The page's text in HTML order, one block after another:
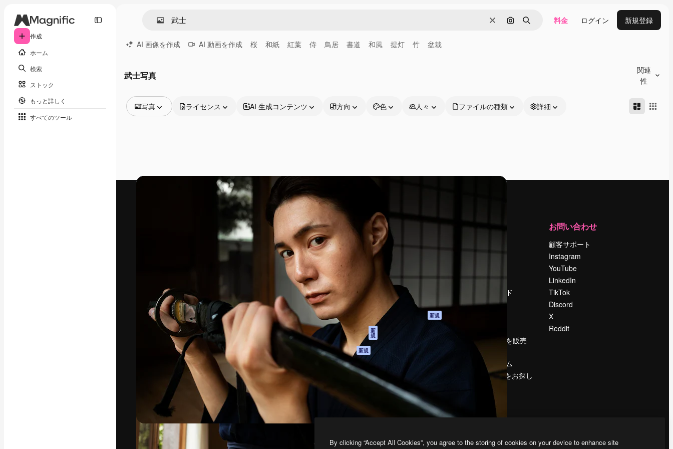
作成
ホーム
検索
ストック
もっと詳しく
すべてのツール
消去 画像で検索
検索 料金 ログイン 新規登録
AI 画像を作成 AI 動画を作成 桜 和紙 紅葉 侍 鳥居 書道 和風 提灯 竹 盆栽
武士写真
関連
性
写真
動画
ライセンス AI 生成コンテンツ 方向 色 人々 ファイルの種類 詳細
最高のクリエイティブ制作を導くためのプラ
ットフォーム。クリエイター、企業、代理
店、スタジオを含む100万人以上が利用して
製品
Spaces
AI アシスタント
AI 画像生成ツール
AI 動画生成ツール
AI 音声合成ツール
ストックコンテン
ツ
Claude/ChatGPT
向けMCP
新
規
エージェント 新規
モバイルアプリ
すべてのMagnificツ
Academy
利用規約
プライバシーポリ
シー
新規
トラストセンター
アフィリエイト
法人向け
運営
採用情報
検索トレンド
ブログ
コンテンツを販売
する
プレスルーム
magnific.aiをお探し
ですか？
お問い合わせ
顧客サポート
Instagram
YouTube
LinkedIn
TikTok
Discord
X
Reddit
Copyright © 2010-2026
By clicking “Accept All Cookies”, you agree to the storing of cookies on your device to enhance site